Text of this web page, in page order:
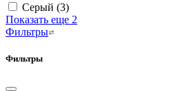
Серый (3)
Показать еще 2
Фильтры
Фильтры